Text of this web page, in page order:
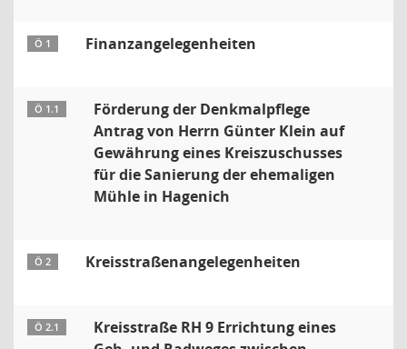
Ö 1 Finanzangelegenheiten
Ö 1.1
Förderung der Denkmalpflege
Antrag von Herrn Günter Klein auf
Gewährung eines Kreiszuschusses
für die Sanierung der ehemaligen
Mühle in Hagenich
Ö 2 Kreisstraßenangelegenheiten
Ö 2.1
Kreisstraße RH 9 Errichtung eines